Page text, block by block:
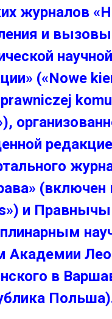
журналов
и
научной
(«Nowe
(включен
и
Академии
в